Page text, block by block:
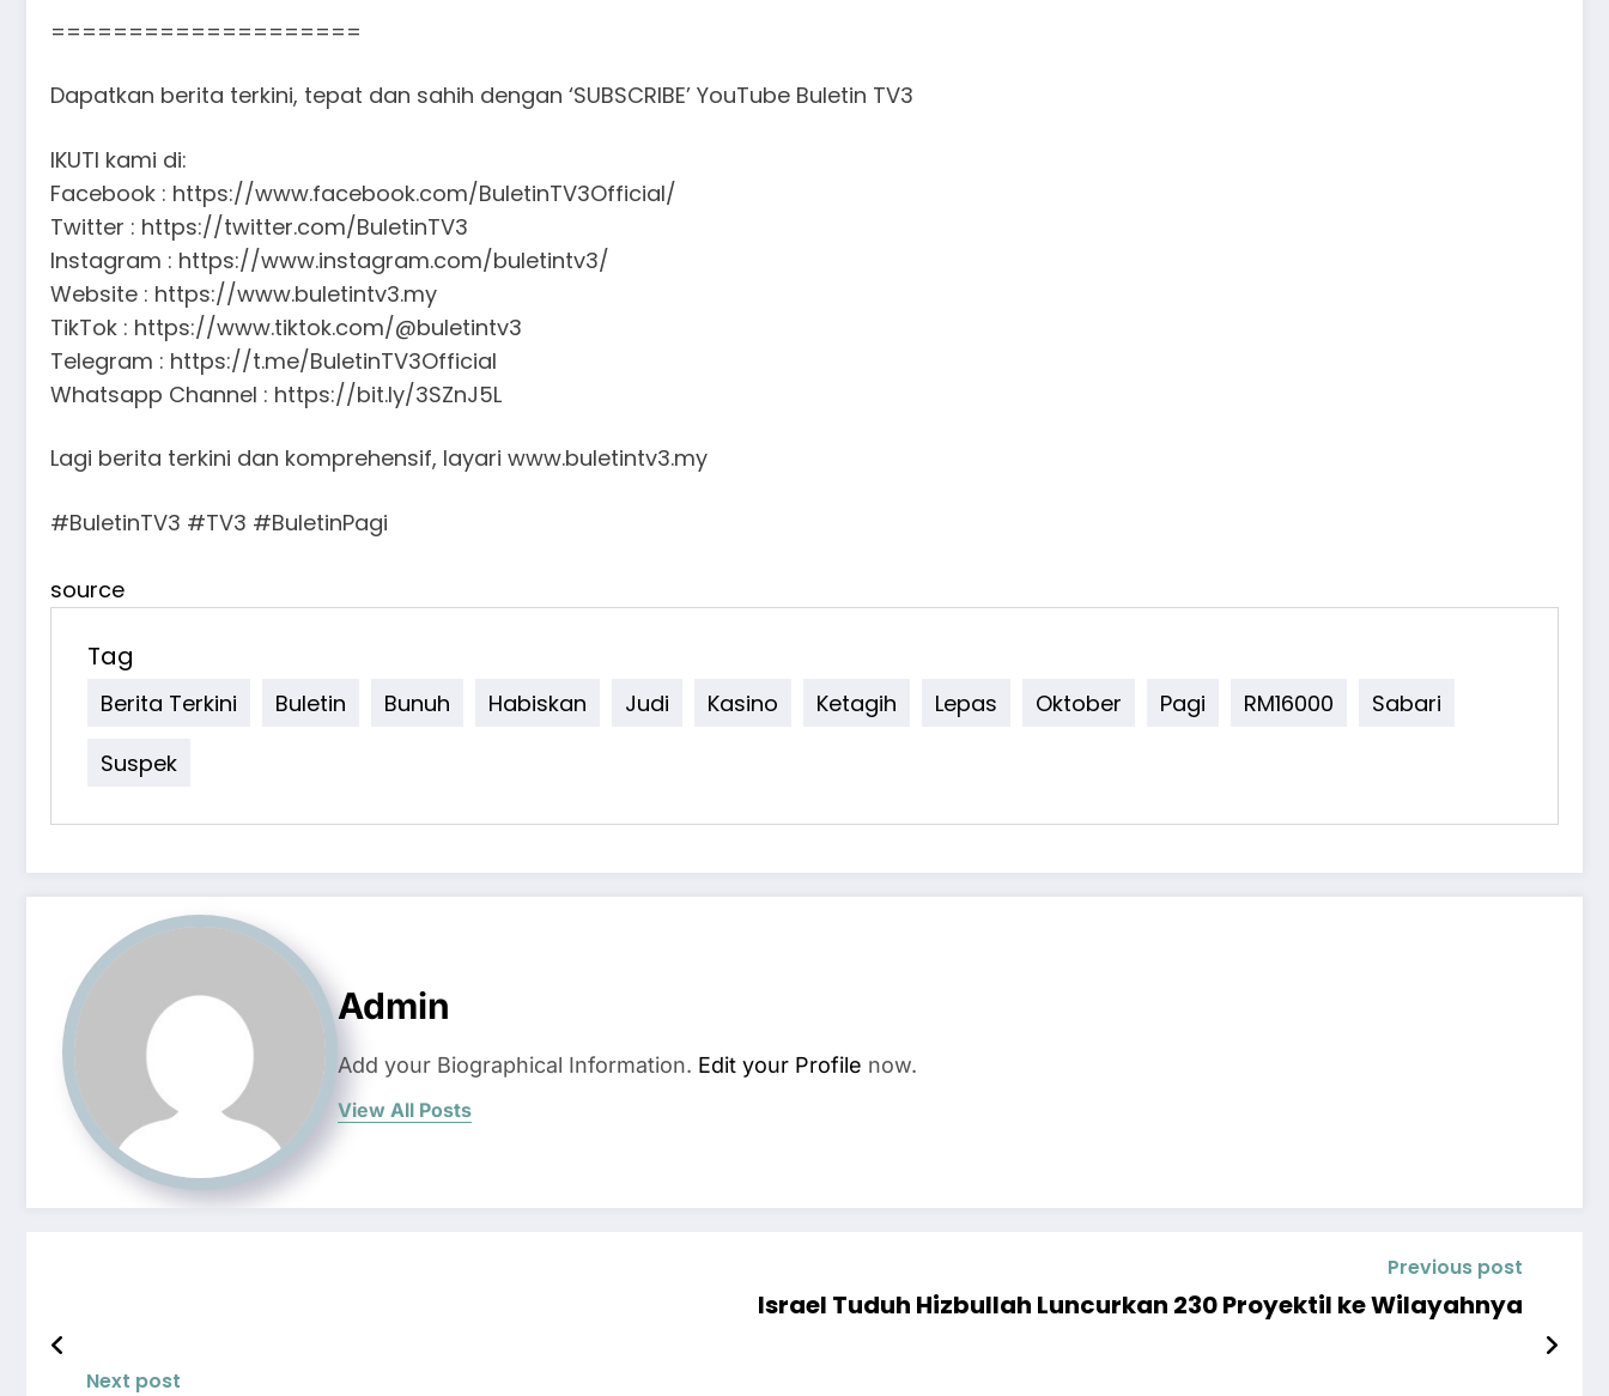
====================
Dapatkan berita terkini, tepat dan sahih dengan ‘SUBSCRIBE’ YouTube Buletin TV3
IKUTI kami di:
Facebook : https://www.facebook.com/BuletinTV3Official/
Twitter : https://twitter.com/BuletinTV3
Instagram : https://www.instagram.com/buletintv3/
Website : https://www.buletintv3.my
TikTok : https://www.tiktok.com/@buletintv3
Telegram : https://t.me/BuletinTV3Official
Whatsapp Channel : https://bit.ly/3SZnJ5L
Lagi berita terkini dan komprehensif, layari www.buletintv3.my
#BuletinTV3 #TV3 #BuletinPagi
source
Tag
Berita Terkini Buletin Bunuh Habiskan Judi Kasino Ketagih Lepas Oktober Pagi RM16000
Sabari
Suspek
Admin
Add your Biographical Information. Edit your Profile now.
View All Posts
Previous post
Israel Tuduh Hizbullah Luncurkan 230 Proyektil ke Wilayahnya
Next post